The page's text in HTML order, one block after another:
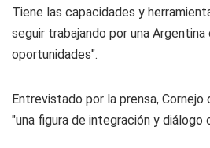
Tiene las capacidades y
seguir trabajando por una
oportunidades".
Entrevistado por la prensa,
"una figura de integración y diálogo